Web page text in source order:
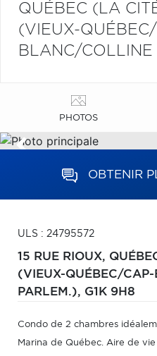
QUÉBEC (LA
(VIEUX-
BLANC/COLLINE
PHOTOS
OBTENIR
ULS : 24795572
15 RUE RIOUX,
(VIEUX-QUÉBEC/
PARLEM.), G1K 9H8
Condo de 2 chambres
Marina de Québec. Aire de